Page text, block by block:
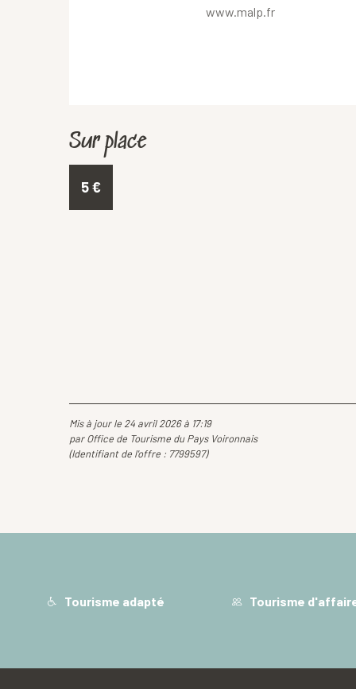
www.malp.fr
Sur place
5€
Mis à jour le 24 avril 2026 à 17:19
par Office de Tourisme du Pays Voironnais
(Identifiant de l'offre : 7799597)
Tourisme adapté Tourisme